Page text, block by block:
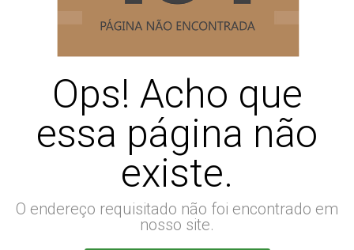
Ops! Acho que
essa página não
existe.
O endereço requisitado não foi encontrado em
nosso site.